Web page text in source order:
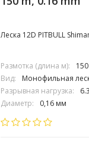
Леска 12D PITBULL
Размотка (длина м):
150
Вид:
Монофильная
Разрывная нагрузка:
Диаметр:
0,16 мм
Выберите цвет: